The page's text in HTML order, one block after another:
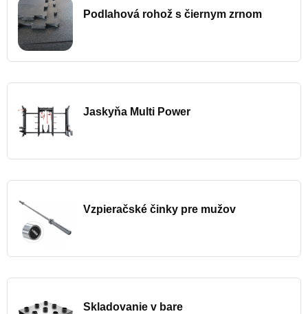
Podlahová rohož s čiernym zrnom
Jaskyňa Multi Power
Vzpieračské činky pre mužov
Skladovanie v bare